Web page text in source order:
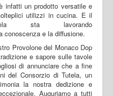
infatti un prodotto versatile e
utilizzi in cucina. E il
sta lavorando
conoscenza e la diffusione.
Provolone del Monaco Dop
e sapore sulle tavole
di annunciare che a fine
del Consorzio di Tutela, un
la nostra dedizione e
Auguriamo a tutti